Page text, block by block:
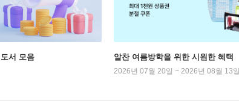
서 모음 알찬 여름방학을 위한 시원한 혜택
2026년 07월 20일 ~ 2026년 08월 13일